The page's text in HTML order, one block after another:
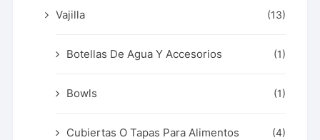
Vajilla (13)
Botellas De Agua Y Accesorios (1)
Bowls (1)
Cubiertas O Tapas Para Alimentos (4)